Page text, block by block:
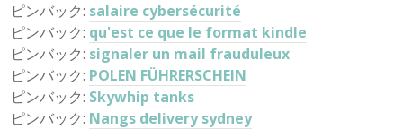
ピンバック: salaire cybersécurité
ピンバック: qu'est ce que le format kindle
ピンバック: signaler un mail frauduleux
ピンバック: POLEN FÜHRERSCHEIN
ピンバック: Skywhip tanks
ピンバック: Nangs delivery sydney